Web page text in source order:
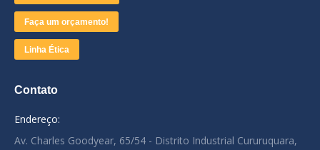
Faça um orçamento!
Linha Ética
Contato
Endereço:
Av. Charles Goodyear, 65/54 - Distrito Industrial Cururuquara,